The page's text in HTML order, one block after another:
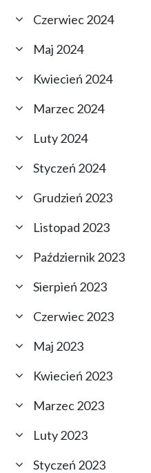
Czerwiec 2024
Maj 2024
Kwiecień 2024
Marzec 2024
Luty 2024
Styczeń 2024
Grudzień 2023
Listopad 2023
Październik 2023
Sierpień 2023
Czerwiec 2023
Maj 2023
Kwiecień 2023
Marzec 2023
Luty 2023
Styczeń 2023